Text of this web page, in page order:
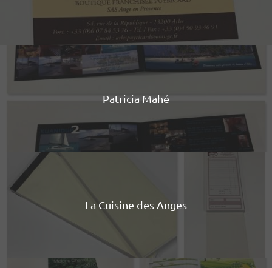
Patricia Mahé
La Cuisine des Anges